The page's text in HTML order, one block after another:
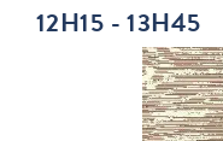
12H15 - 13H45